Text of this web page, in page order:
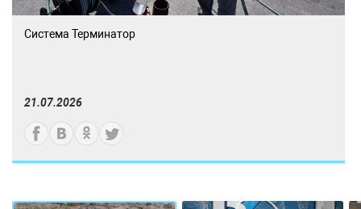
Система Терминатор
21.07.2026